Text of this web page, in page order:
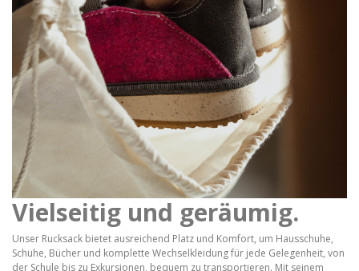
Vielseitig und geräumig.
Unser Rucksack bietet ausreichend Platz und Komfort, um Hausschuhe,
Schuhe, Bücher und komplette Wechselkleidung für jede Gelegenheit, von
der Schule bis zu Exkursionen, bequem zu transportieren. Mit seinem